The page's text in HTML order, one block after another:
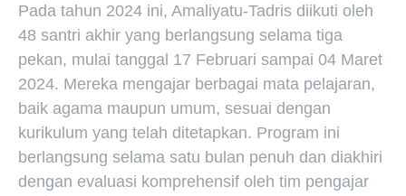
Pada tahun 2024 ini, Amaliyatu-Tadris diikuti oleh
48 santri akhir yang berlangsung selama tiga
pekan, mulai tanggal 17 Februari sampai 04 Maret
2024. Mereka mengajar berbagai mata pelajaran,
baik agama maupun umum, sesuai dengan
kurikulum yang telah ditetapkan. Program ini
berlangsung selama satu bulan penuh dan diakhiri
dengan evaluasi komprehensif oleh tim pengajar